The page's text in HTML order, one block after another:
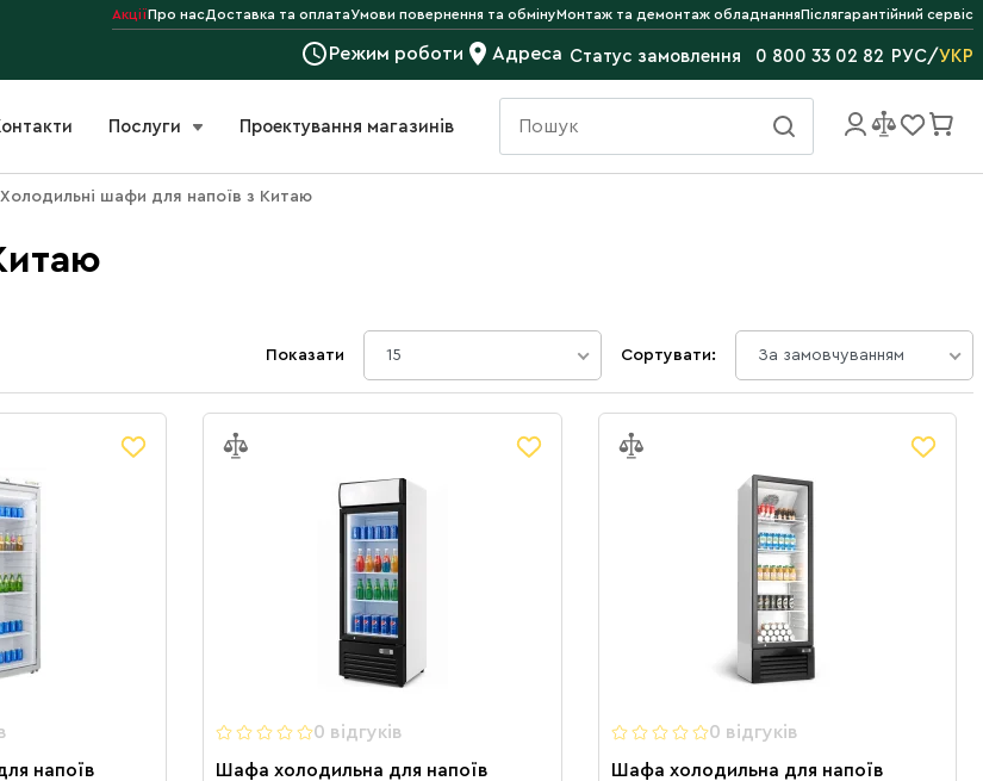
АкціїПро насДоставка та оплатаУмови повернення та обмінуМонтаж та демонтаж обладнанняПіслягарантійний сервіс
Режим роботи Адреса Статус замовлення 0 800 33 02 82 РУС/УКР
Послуги Проектування магазинів
Холодильні шафи для напоїв з Китаю
Показати 15 Сортувати: За замовчуванням
напоїв
0 вiдгукiв
Шафа холодильна для напоїв
0 вiдгукiв
Шафа холодильна для напоїв